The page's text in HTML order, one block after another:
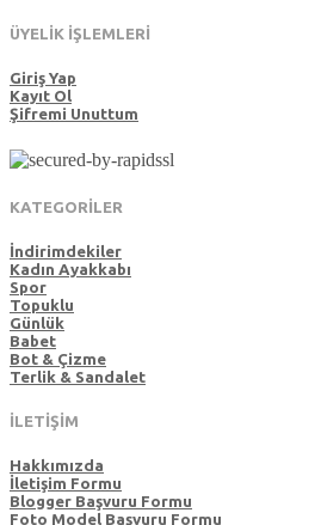
ÜYELİK İŞLEMLERİ
Giriş Yap
Kayıt Ol
Şifremi Unuttum
KATEGORİLER
İndirimdekiler
Kadın Ayakkabı
Spor
Topuklu
Günlük
Babet
Bot & Çizme
Terlik & Sandalet
İLETİŞİM
Hakkımızda
İletişim Formu
Blogger Başvuru Formu
Foto Model Başvuru Formu